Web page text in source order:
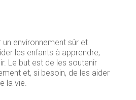
environnement sûr et
les enfants à apprendre,
Le but est de les soutenir
et, si besoin, de les aider
la vie.